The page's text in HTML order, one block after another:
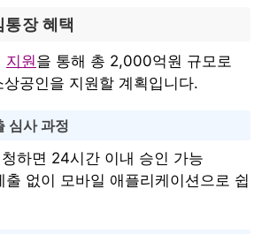
장 혜택
지원을 통해 총 2,000억원 규모로
공인을 지원할 계획입니다.
심사 과정
하면 24시간 이내 승인 가능
출 없이 모바일 애플리케이션으로 쉽